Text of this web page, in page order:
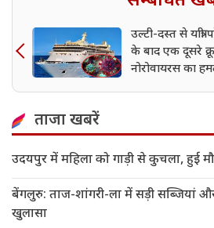
उल्टी-दस्त से यात्री
के बाद एक दूसरे
नोरोवायरस का
ताजा खबरें
उदयपुर में महिला को गाड़ी से कुचला, हुई
बेंगलुरु: ताज-शांगरी-ला में सड़ी सब्जियां
खुलासा